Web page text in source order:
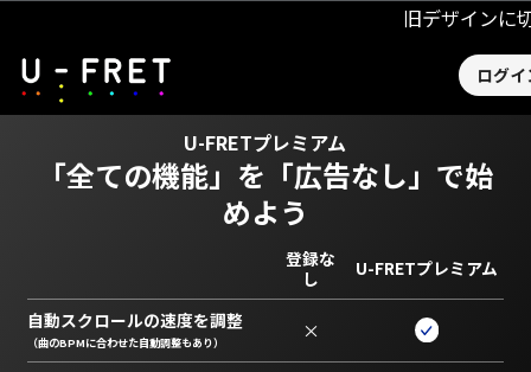
旧デザインに
ログイ
U-FRETプレミアム
「全ての機能」を 「広告なし」で始
めよう
登録な
し
U-FRETプレミアム
自動スクロールの速度を調整
（曲のBPMに合わせた自動調整もあり） ×